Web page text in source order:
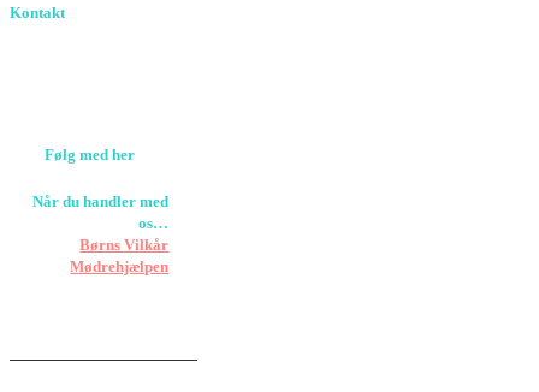
Kontakt
Følg med her
Når du handler med
os…
Støtter viBørns Vilkår
ogMødrehjælpen